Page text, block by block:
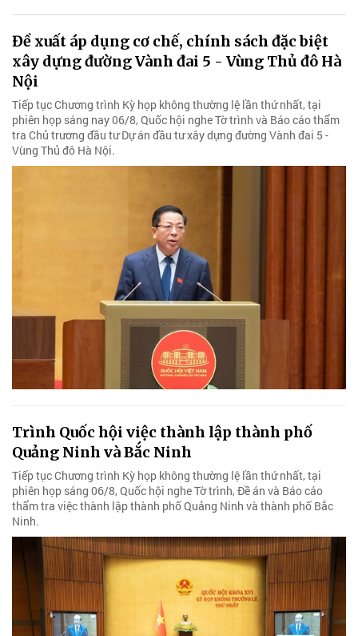
Đề xuất áp dụng cơ chế, chính sách đặc biệt
xây dựng đường Vành đai 5 - Vùng Thủ đô Hà
Nội
Tiếp tục Chương trình Kỳ họp không thường lệ lần thứ nhất, tại
phiên họp sáng nay 06/8, Quốc hội nghe Tờ trình và Báo cáo thẩm
tra Chủ trương đầu tư Dự án đầu tư xây dựng đường Vành đai 5 -
Vùng Thủ đô Hà Nội.
Trình Quốc hội việc thành lập thành phố
Quảng Ninh và Bắc Ninh
Tiếp tục Chương trình Kỳ họp không thường lệ lần thứ nhất, tại
phiên họp sáng 06/8, Quốc hội nghe Tờ trình, Đề án và Báo cáo
thẩm tra việc thành lập thành phố Quảng Ninh và thành phố Bắc
Ninh.